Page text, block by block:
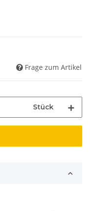
Frage zum Artikel
Stück